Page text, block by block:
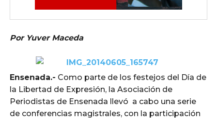
Por Yuver Maceda
Ensenada.- Como parte de los festejos del Día de
la Libertad de Expresión, la Asociación de
Periodistas de Ensenada llevó a cabo una serie
de conferencias magistrales, con la participación